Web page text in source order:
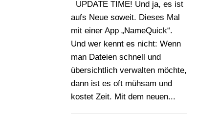
UPDATE TIME! Und ja, es ist
aufs Neue soweit. Dieses Mal
mit einer App „NameQuick“.
Und wer kennt es nicht: Wenn
man Dateien schnell und
übersichtlich verwalten möchte,
dann ist es oft mühsam und
kostet Zeit. Mit dem neuen...